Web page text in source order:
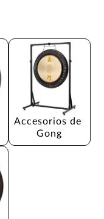
Accesorios de
Gong